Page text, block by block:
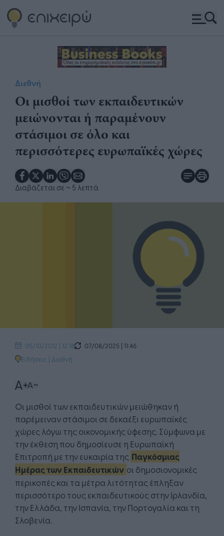
Διεθνή
Οι μισθοί των εκπαιδευτικών
μειώνονται ή παραμένουν
στάσιμοι σε όλο και
περισσότερες ευρωπαϊκές χώρες
Διαβάζεται σε ~ 5 λεπτά
05/10/2012 | 12:18
07/08/2025 | 11:46
Ειδήσεις | Διεθνή
Οι μισθοί των εκπαιδευτικών μειώθηκαν ή
παρέμειναν στάσιμοι σε δεκαέξι ευρωπαϊκές
χώρες λόγω της οικονομικής ύφεσης. Σύμφωνα με
την έκθεση που δημοσίευσε η Ευρωπαϊκή
Επιτροπή με την ευκαιρία της Παγκόσμιας
Ημέρας των Εκπαιδευτικών οι δημοσιονομικές
περικοπές και τα μέτρα λιτότητας έπληξαν
περισσότερο τους εκπαιδευτικούς στην Ιρλανδία,
την Ελλάδα, την Ισπανία, την Πορτογαλία και τη
Σλοβενία.